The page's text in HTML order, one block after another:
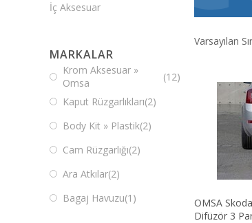
İç Aksesuar
MARKALAR
Krom Aksesuar »
Omsa
(12)
Kaput Rüzgarlıkları(2)
Body Kit » Plastik(2)
Cam Rüzgarlığı(2)
Ara Atkılar(2)
Bagaj Havuzu(1)
OMSA
Difüzör 3